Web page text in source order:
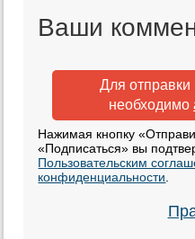
Ваши
Для
необходимо
Нажимая кнопку
«Подписаться» вы
Пользовательским
конфиденциальности